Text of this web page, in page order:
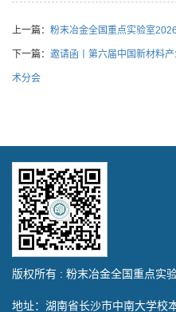
上一篇： 粉末冶金全国重点实验室
下一篇： 邀请函丨第六届中国新材料
术分会
版权所有 : 粉末冶金全国重点实
地址：湖南省长沙市中南大学校